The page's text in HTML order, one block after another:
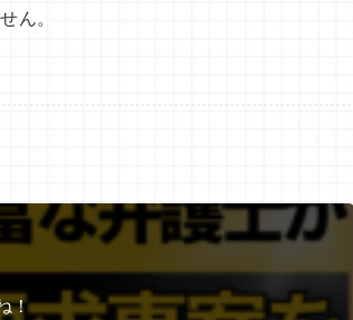
ん。
！